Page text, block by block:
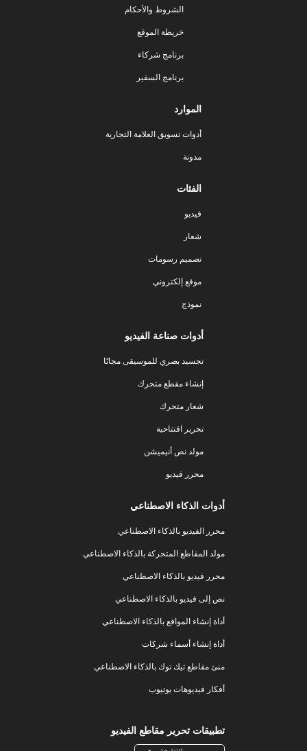
الشروط والأحكام
خريطة الموقع
برنامج شركاء
برنامج السفير
الموارد
أدوات تسويق العلامة التجارية
مدونة
الفئات
فيديو
شعار
تصميم رسومات
موقع إلكتروني
نموذج
أدوات صناعة الفيديو
تجسيد بصري للموسيقى مجانًا
إنشاء مقطع متحرك
شعار متحرك
تحرير افتتاحية
مولد نص أنيميشن
محرر فيديو
أدوات الذكاء الاصطناعي
محرر الفيديو بالذكاء الاصطناعي
مولد المقاطع المتحركة بالذكاء الاصطناعي
محرر فيديو بالذكاء الاصطناعي
نص إلى فيديو بالذكاء الاصطناعي
أداة إنشاء المواقع بالذكاء الاصطناعي
أداة إنشاء أسماء شركات
منئ مقاطع تيك توك بالذكاء الاصطناعي
أفكار فيديوهات يوتيوب
تطبيقات تحرير مقاطع الفيديو